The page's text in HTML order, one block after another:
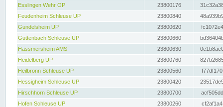
Esslingen Wehr OP
23800176
Feudenheim Schleuse UP
23800840
Gundelsheim UP
23800620
Guttenbach Schleuse UP
23800660
Hassmersheim AMS
23800630
Heidelberg UP
23800760
Heilbronn Schleuse UP
23800560
Hessigheim Schleuse UP
23800420
Hirschhorn Schleuse UP
23800700
Hofen Schleuse UP
23800260